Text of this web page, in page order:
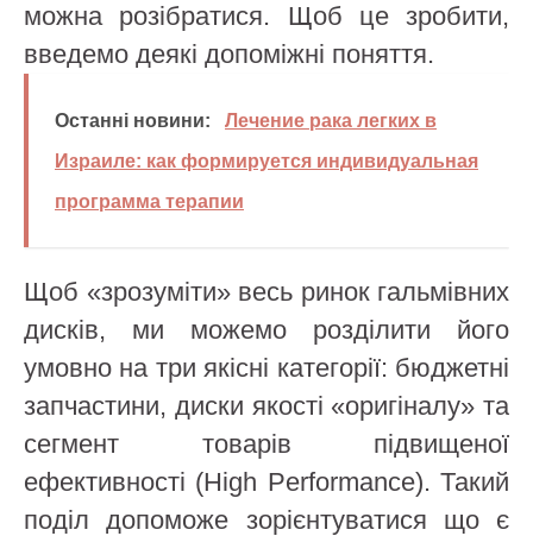
можна розібратися. Щоб це зробити,
введемо деякі допоміжні поняття.
Останні новини:
Лечение рака легких в
Израиле: как формируется индивидуальная
программа терапии
Щоб «зрозуміти» весь ринок гальмівних
дисків, ми можемо розділити його
умовно на три якісні категорії: бюджетні
запчастини, диски якості «оригіналу» та
сегмент товарів підвищеної
ефективності (High Performance). Такий
поділ допоможе зорієнтуватися що є